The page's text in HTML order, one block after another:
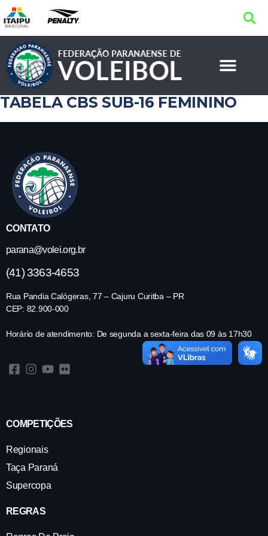
TABELA CBS SUB-16 FEMININO
CONTATO
parana@volei.org.br
(41) 3363-4653
Rua Pandia Calógeras, 77 – Cajuru Curitba – PR
CEP: 82.900-000
Horário de atendimento: De segunda a sexta-feira das 09 às 17h30
COMPETIÇÕES
Regionais
Taça Paraná
Supercopa
REGRAS